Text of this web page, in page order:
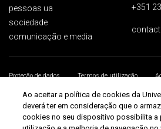
pessoas ua
sociedade
comunicação e media
+351
Proteção de dados Termos de utilização
Universidade de Aveiro 2026
Ao aceitar a política de cookies da
deverá ter em consideração que o
cookies no seu dispositivo possibilita a